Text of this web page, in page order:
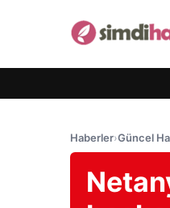
Haberler›Güncel